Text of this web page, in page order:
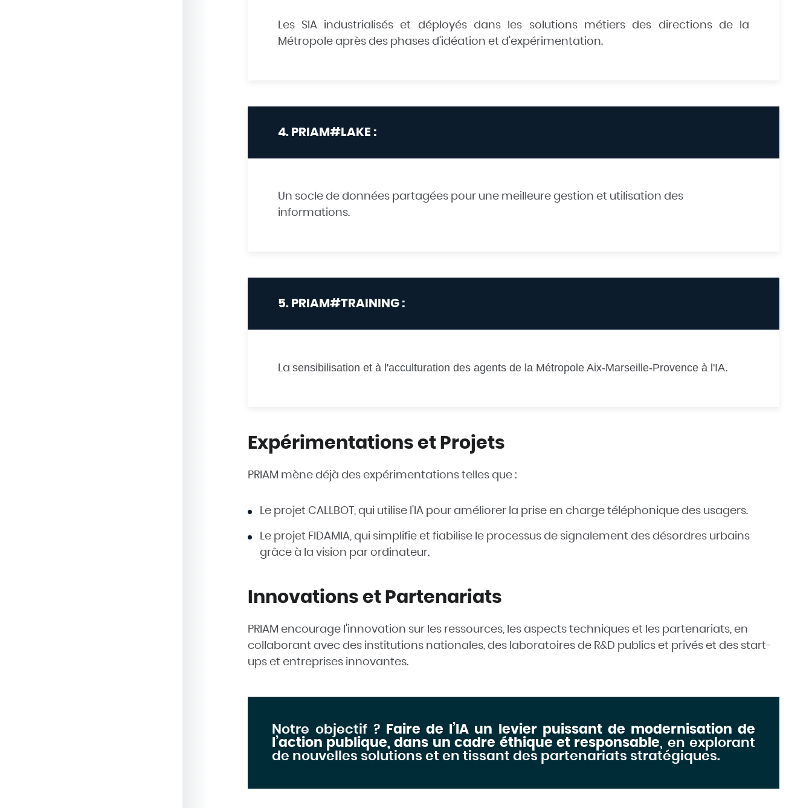
Les SIA industrialisés et déployés dans les solutions métiers des directions de la
Métropole après des phases d'idéation et d'expérimentation.
4. PRIAM#LAKE :
Un socle de données partagées pour une meilleure gestion et utilisation des
informations.
5. PRIAM#TRAINING :
La sensibilisation et à l'acculturation des agents de la Métropole Aix-Marseille-Provence à l'IA.
Expérimentations et Projets
PRIAM mène déjà des expérimentations telles que :
Le projet CALLBOT, qui utilise l'IA pour améliorer la prise en charge téléphonique des usagers.
Le projet FIDAMIA, qui simplifie et fiabilise le processus de signalement des désordres urbains
grâce à la vision par ordinateur.
Innovations et Partenariats
PRIAM encourage l'innovation sur les ressources, les aspects techniques et les partenariats, en
collaborant avec des institutions nationales, des laboratoires de R&D publics et privés et des start-
ups et entreprises innovantes.
Notre objectif ?
Faire de l’IA un levier puissant de modernisation de
l’action publique, dans un cadre éthique et responsable , en explorant
de nouvelles solutions et en tissant des partenariats stratégiques.